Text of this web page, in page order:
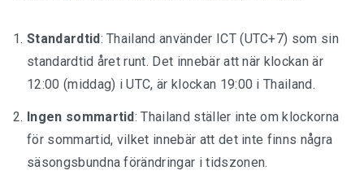
Standardtid: Thailand använder ICT (UTC+7) som sin
standardtid året runt. Det innebär att när klockan är
12:00 (middag) i UTC, är klockan 19:00 i Thailand.
Ingen sommartid: Thailand ställer inte om klockorna
för sommartid, vilket innebär att det inte finns några
säsongsbundna förändringar i tidszonen.